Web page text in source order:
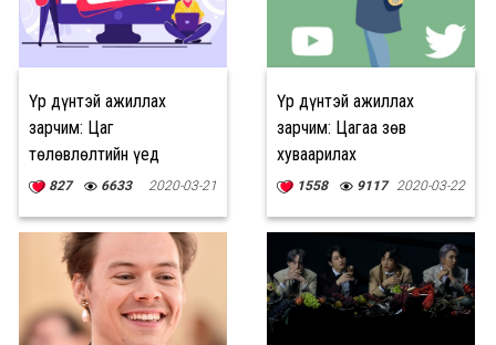
Үр дүнтэй ажиллах
зарчим: Цаг
төлөвлөлтийн үед
гаргадаг ТҮГЭЭМЭЛ
827 6633 2020-03-21
Үр дүнтэй ажиллах
зарчим: Цагаа зөв
хуваарилах
1558 9117 2020-03-22